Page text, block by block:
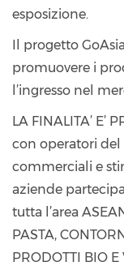
esposizione.
Il progetto
promuovere i
l’ingresso nel
LA FINALITA’ E’
con operatori del
commerciali e
aziende
tutta l’area
PASTA,
PRODOTTI BIO E